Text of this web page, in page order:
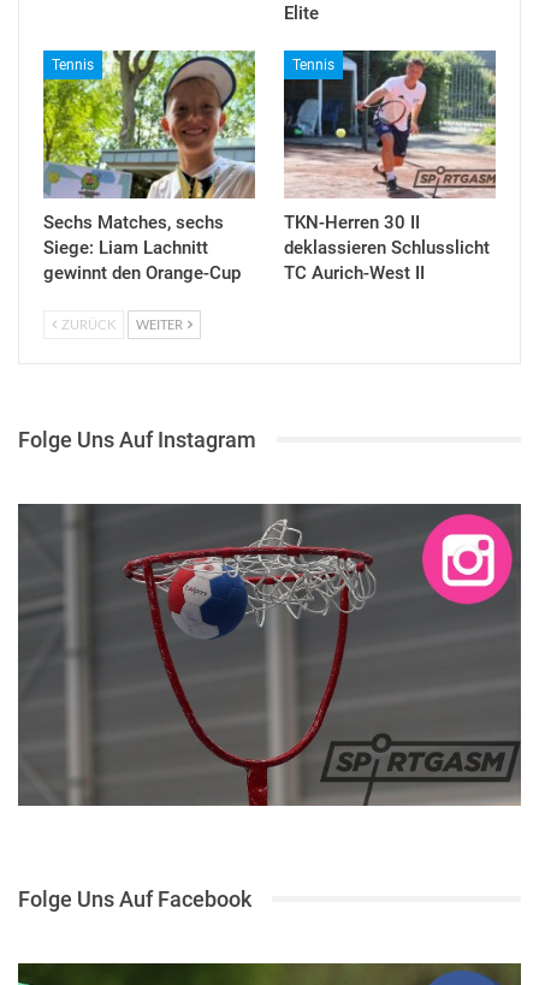
Elite
Tennis
Sechs Matches, sechs
Siege: Liam Lachnitt
gewinnt den Orange-Cup
Tennis
TKN-Herren 30 II
deklassieren Schlusslicht
TC Aurich-West II
ZURÜCK WEITER
Folge Uns Auf Instagram
Folge Uns Auf Facebook